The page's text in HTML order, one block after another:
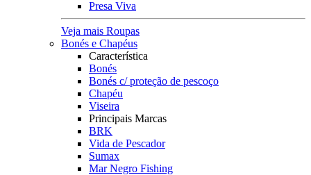
Presa Viva
Veja mais Roupas
Bonés e Chapéus
Característica
Bonés
Bonés c/ proteção de pescoço
Chapéu
Viseira
Principais Marcas
BRK
Vida de Pescador
Sumax
Mar Negro Fishing